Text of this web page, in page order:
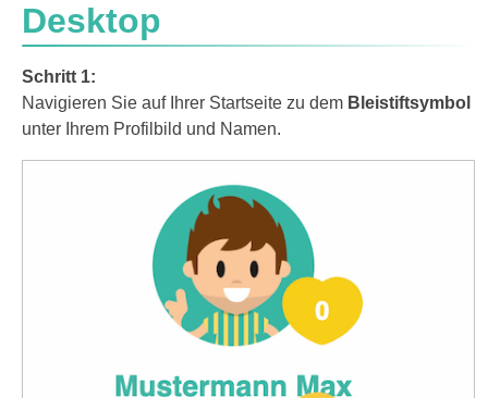
Desktop
Schritt 1:
Navigieren Sie auf Ihrer Startseite zu dem Bleistiftsymbol
unter Ihrem Profilbild und Namen.